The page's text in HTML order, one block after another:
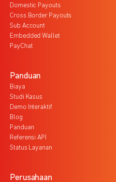
Domestic Payouts
Cross Border Payouts
Sub Account
Embedded Wallet
PayChat
Panduan
Biaya
Studi Kasus
Demo Interaktif
Blog
Panduan
Referensi API
Status Layanan
Perusahaan